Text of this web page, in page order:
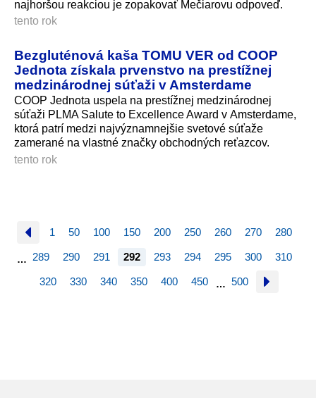
najhoršou reakciou je zopakovať Mečiarovu odpoveď.
tento rok
Bezgluténová kaša TOMU VER od COOP
Jednota získala prvenstvo na prestížnej
medzinárodnej súťaži v Amsterdame
COOP Jednota uspela na prestížnej medzinárodnej
súťaži PLMA Salute to Excellence Award v Amsterdame,
ktorá patrí medzi najvýznamnejšie svetové súťaže
zamerané na vlastné značky obchodných reťazcov.
tento rok
1 50 100 150 200 250 260 270 280
… 289 290 291 292 293 294 295 300 310
320 330 340 350 400 450 … 500